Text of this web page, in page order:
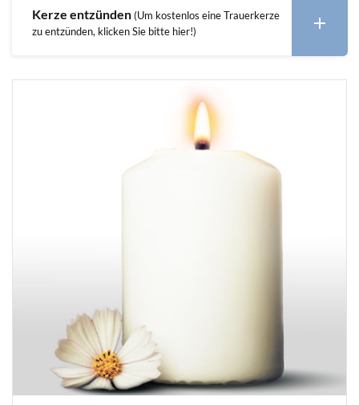
Kerze entzünden (Um kostenlos eine Trauerkerze
zu entzünden, klicken Sie bitte hier!)